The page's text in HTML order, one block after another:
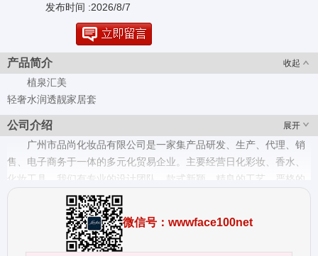
发布时间 :2026/8/7
收起
产品简介
植泉汇美
轻奢水润透靓家居套
展开
公司介绍
广州市品尚化妆品有限公司是一家集产品研发、生产、代理、销
售、电子商务于一体的多元化贸易企业。主要经营日化彩妆、香水、
化妆工具。我们有专业的设计团队、款式新颖、精良的工艺、严格的
质量控制体系、优质的服务、合理的价格，我们的价格在国际市场上
具有很好竞争力,我们也提供OEM和ODM服务。欢迎社会各界前来参
观考察、莅临指导，我们竭诚期待与您的合作，选择我们，成就你我
微信号：wwwface100net